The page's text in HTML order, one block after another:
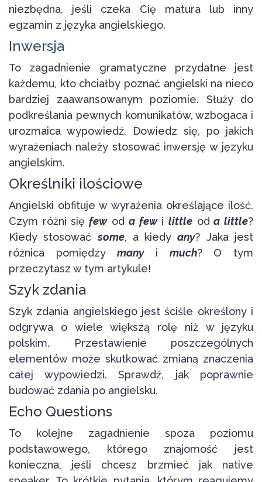
niezbędna, jeśli czeka Cię matura lub inny
egzamin z języka angielskiego.
Inwersja
To zagadnienie gramatyczne przydatne jest
każdemu, kto chciałby poznać angielski na nieco
bardziej zaawansowanym poziomie. Służy do
podkreślania pewnych komunikatów, wzbogaca i
urozmaica wypowiedź. Dowiedz się, po jakich
wyrażeniach należy stosować inwersję w języku
angielskim.
Określniki ilościowe
Angielski obfituje w wyrażenia określające ilość.
Czym różni się fewoda fewilittle od a little?
Kiedy stosowaćsome, a kiedyany? Jaka jest
różnica pomiędzymanyi much? O tym
przeczytasz w tym artykule!
Szyk zdania
Szyk zdania angielskiego jest ściśle określony i
odgrywa o wiele większą rolę niż w języku
polskim. Przestawienie poszczególnych
elementów może skutkować zmianą znaczenia
całej wypowiedzi. Sprawdź, jak poprawnie
budować zdania po angielsku.
Echo Questions
To kolejne zagadnienie spoza poziomu
podstawowego, którego znajomość jest
konieczna, jeśli chcesz brzmieć jak native